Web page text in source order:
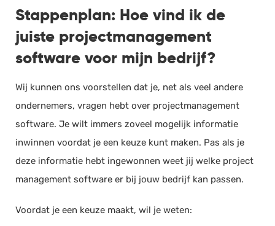
Stappenplan: Hoe vind ik de
juiste projectmanagement
software voor mijn bedrijf?
Wij kunnen ons voorstellen dat je, net als veel andere
ondernemers, vragen hebt over projectmanagement
software. Je wilt immers zoveel mogelijk informatie
inwinnen voordat je een keuze kunt maken. Pas als je
deze informatie hebt ingewonnen weet jij welke project
management software er bij jouw bedrijf kan passen.
Voordat je een keuze maakt, wil je weten: